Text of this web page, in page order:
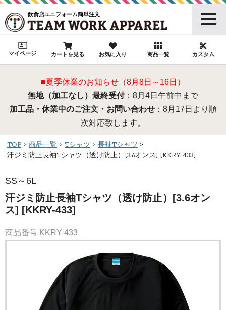
飲食店ユニフォーム簡単注文
マイページ カートを見る お気に入り 商品一覧 カスタム
■夏季休業のお知らせ（8月8日～16日）
無地（加工なし）最終受付：8月4日午前中まで
加工品・休業中のご注文・お問い合わせ：8月17日より順
次対応致します。
TOP 商品一覧 Tシャツ
長袖Tシャツ
汗ジミ防止長袖Tシャツ（透け防止）[3.6オンス] [KKRY-433]
SS～6L
汗ジミ防止長袖Tシャツ（透け防止）[3.6オン
ス] [KKRY-433]
商品番号 KKRY-433